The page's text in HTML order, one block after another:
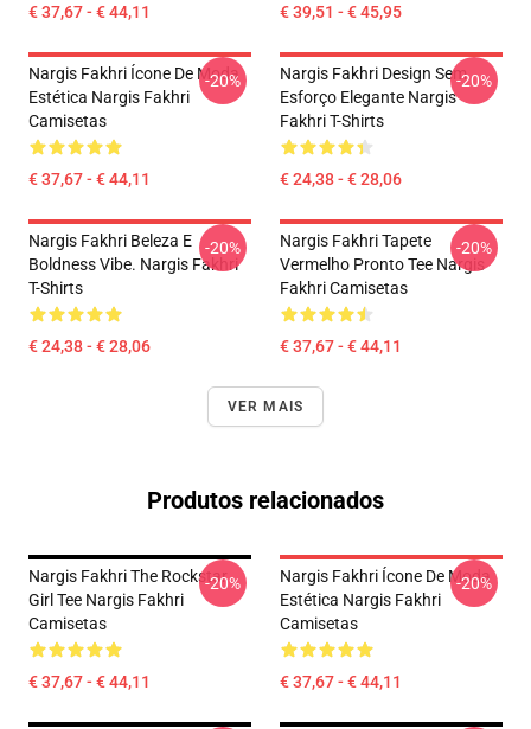
€ 37,67 - € 44,11 € 39,51 - € 45,95
Nargis Fakhri Ícone De Moda
Estética Nargis Fakhri
Camisetas
€ 37,67 - € 44,11
-20%
Nargis Fakhri Design Sem
Esforço Elegante Nargis
Fakhri T-Shirts
€ 24,38 - € 28,06
-20%
Nargis Fakhri Beleza E
Boldness Vibe. Nargis Fakhri
T-Shirts
€ 24,38 - € 28,06
-20%
Nargis Fakhri Tapete
Vermelho Pronto Tee Nargis
Fakhri Camisetas
€ 37,67 - € 44,11
-20%
VER MAIS
Produtos relacionados
Nargis Fakhri The Rockstar
Girl Tee Nargis Fakhri
Camisetas
€ 37,67 - € 44,11
-20%
Nargis Fakhri Ícone De Moda
Estética Nargis Fakhri
Camisetas
€ 37,67 - € 44,11
-20%